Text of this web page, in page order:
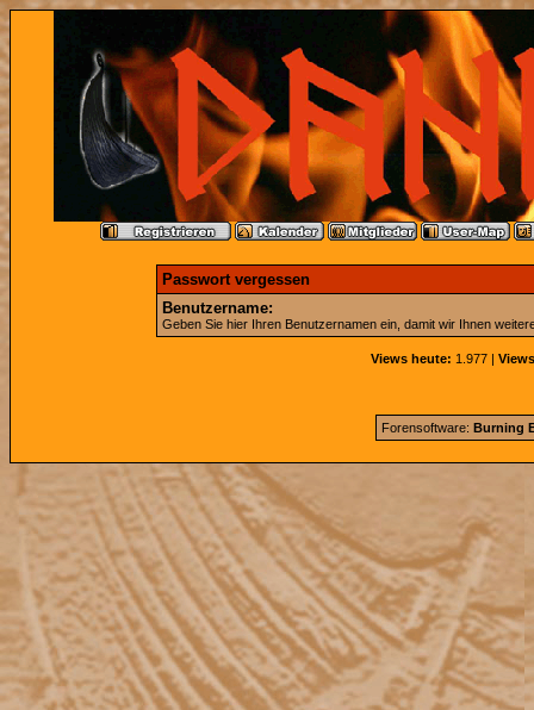
Passwort vergessen
Benutzername:
Geben Sie hier Ihren Benutzernamen ein, damit wir Ihnen
Views heute: 1.977 |
Forensoftware: Burning